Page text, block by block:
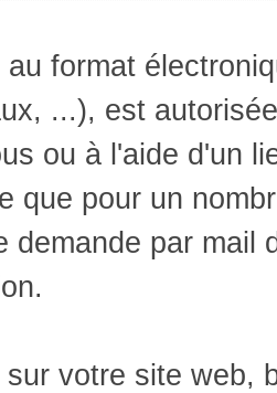
au format
...), est
ou à l'aide d'un
que pour un
demande par mail
votre site web,